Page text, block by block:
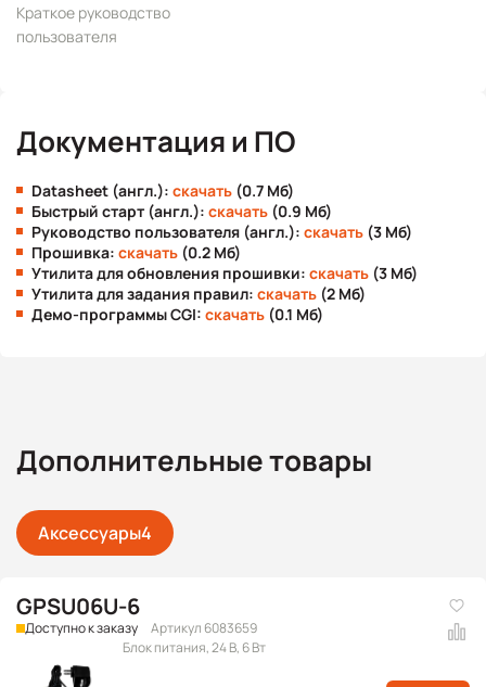
Краткое руководство
пользователя
Документация и ПО
Datasheet (англ.): скачать (0.7 Мб)
Быстрый старт (англ.): скачать (0.9 Мб)
Руководство пользователя (англ.): скачать (3 Мб)
Прошивка: скачать (0.2 Мб)
Утилита для обновления прошивки: скачать (3 Мб)
Утилита для задания правил: скачать (2 Мб)
Демо-программы CGI: скачать (0.1 Мб)
Дополнительные товары
Аксессуары4
GPSU06U-6
Доступно к заказу
Артикул 6083659
Блок питания, 24 В, 6 Вт